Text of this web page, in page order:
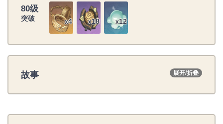
80级
突破 x4 x18 x12
故事 展开/折叠